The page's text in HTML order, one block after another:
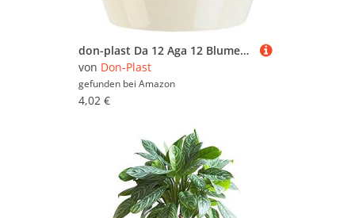
don-plast Da 12 Aga 12 Blumentopf, 120 x 110 mm, cremefarben, 30 x 12 x 11 cm
von Don-Plast
gefunden bei Amazon
4,02 €